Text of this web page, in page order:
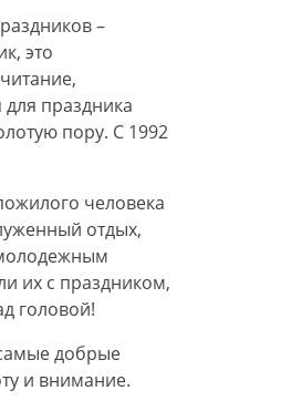
–
это
праздника
пору. С 1992
человека
отдых,
их с праздником,
головой!
добрые
и внимание.